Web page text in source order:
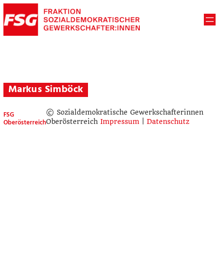
Markus Simböck
FSG
Oberösterreich
© Sozialdemokratische Gewerkschafterinnen
Oberösterreich Impressum| Datenschutz